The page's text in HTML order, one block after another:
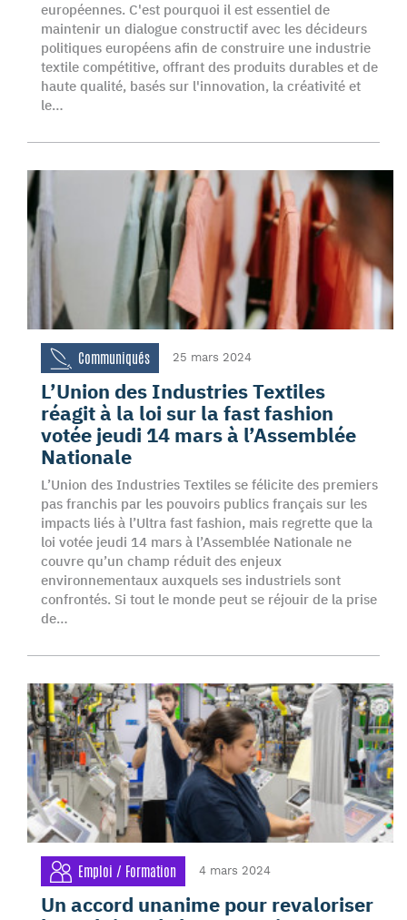
européennes. C'est pourquoi il est essentiel de
maintenir un dialogue constructif avec les décideurs
politiques européens afin de construire une industrie
textile compétitive, offrant des produits durables et de
haute qualité, basés sur l'innovation, la créativité et
le…
Communiqués 25 mars 2024
L’Union des Industries Textiles
réagit à la loi sur la fast fashion
votée jeudi 14 mars à l’Assemblée
Nationale
L’Union des Industries Textiles se félicite des premiers
pas franchis par les pouvoirs publics français sur les
impacts liés à l’Ultra fast fashion, mais regrette que la
loi votée jeudi 14 mars à l’Assemblée Nationale ne
couvre qu’un champ réduit des enjeux
environnementaux auxquels ses industriels sont
confrontés. Si tout le monde peut se réjouir de la prise
de…
Emploi / Formation 4 mars 2024
Un accord unanime pour revaloriser